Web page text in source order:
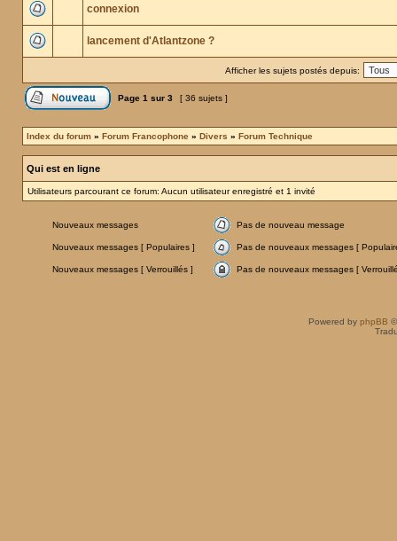
connexion
lancement d'Atlantzone ?
Afficher les sujets postés depuis:
Page 1 sur 3 [ 36 sujets ]
Index du forum » Forum Francophone » Divers » Forum Technique
Qui est en ligne
Utilisateurs parcourant ce forum: Aucun utilisateur enregistré et 1 invité
Nouveaux messages Pas de nouveau message
Nouveaux messages [ Populaires ] Pas de nouveaux messages [
Nouveaux messages [ Verrouillés ] Pas de nouveaux messages [
Powered by phpBB